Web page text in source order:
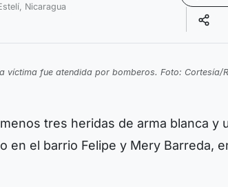
Nicaragua
víctima fue atendida por bomberos. Foto: Cortesía/
tres heridas de arma blanca y
en el barrio Felipe y Mery Barreda,